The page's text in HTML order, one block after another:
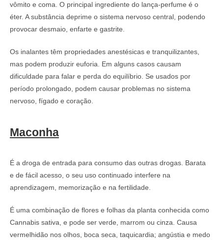
vômito e coma. O principal ingrediente do lança-perfume é o
éter. A substância deprime o sistema nervoso central, podendo
provocar desmaio, enfarte e gastrite.
Os inalantes têm propriedades anestésicas e tranquilizantes,
mas podem produzir euforia. Em alguns casos causam
dificuldade para falar e perda do equilíbrio. Se usados por
período prolongado, podem causar problemas no sistema
nervoso, fígado e coração.
Maconha
É a droga de entrada para consumo das outras drogas. Barata
e de fácil acesso, o seu uso continuado interfere na
aprendizagem, memorização e na fertilidade.
É uma combinação de flores e folhas da planta conhecida como
Cannabis sativa, e pode ser verde, marrom ou cinza. Causa
vermelhidão nos olhos, boca seca, taquicardia; angústia e medo